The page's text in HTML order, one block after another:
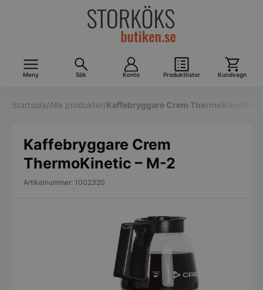
Meny Sök Konto Produktlistor Kundvagn
Startsida/Alla produkter/Kaffebryggare Crem ThermoKinetic –
Kaffebryggare Crem
ThermoKinetic – M-2
Artikelnummer: 1002320